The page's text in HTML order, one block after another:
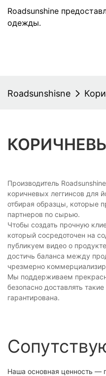
Roadsunshine
одежды.
Roadsunshisne
Производитель
коричневых леггинсов для
отбирая образцы, которые
партнеров по сырью.
Чтобы создать прочную
который сосредоточен на
публикуем видео о
достичь баланса между
чрезмерно
Мы поддерживаем
безопасно доставлять
гарантирована.
Наша основная ценность —